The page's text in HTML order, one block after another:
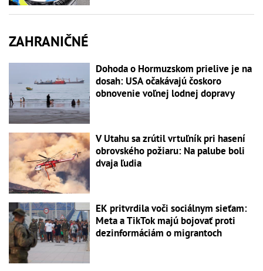
ZAHRANIČNÉ
Dohoda o Hormuzskom prielive je na
dosah: USA očakávajú čoskoro
obnovenie voľnej lodnej dopravy
V Utahu sa zrútil vrtuľník pri hasení
obrovského požiaru: Na palube boli
dvaja ľudia
EK pritvrdila voči sociálnym sieťam:
Meta a TikTok majú bojovať proti
dezinformáciám o migrantoch